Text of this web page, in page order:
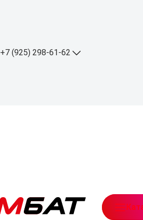
+7 (925) 298-61-62
Можайское ш., 165, стр. 1,